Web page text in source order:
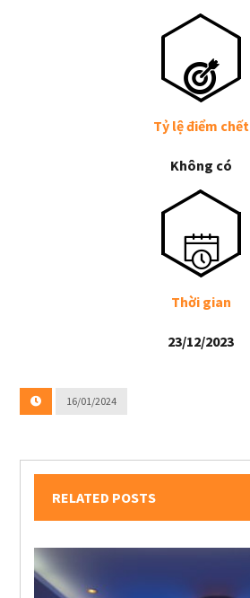
Tỷ lệ điểm chết
Không có
Thời gian
23/12/2023
16/01/2024
RELATED POSTS